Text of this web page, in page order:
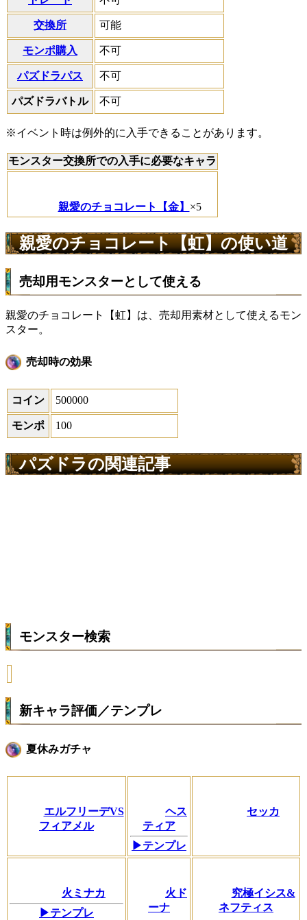
交換所 可能
モンポ購入 不可
パズドラパス 不可
パズドラバトル 不可
※イベント時は例外的に入手できることがあります。
モンスター交換所での入手に必要なキャラ
親愛のチョコレート【金】 ×5
親愛のチョコレート【虹】の使い道
売却用モンスターとして使える
親愛のチョコレート【虹】は、売却用素材として使えるモン
スター。
売却時の効果
コイン 500000
モンポ 100
パズドラの関連記事
モンスター検索
新キャラ評価／テンプレ
夏休みガチャ
エルフリーデVS
フィアメル
ヘス
ティア
▶テンプレ
セッカ
火ミナカ
▶テンプレ
火ド
ーナ
究極イシス&
ネフティス